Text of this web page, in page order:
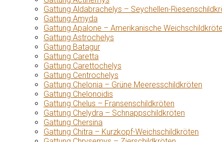
Gattung Aldabrachelys – Seychellen-
Gattung Amyda
Gattung Apalone – Amerikanische
Gattung Astrochelys
Gattung Batagur
Gattung Caretta
Gattung Carettochelys
Gattung Centrochelys
Gattung Chelonia – Grüne Meeresschildkröten
Gattung Chelonoidis
Gattung Chelus – Fransenschildkröten
Gattung Chelydra – Schnappschildkröten
Gattung Chersina
Gattung Chitra – Kurzkopf-Weichschildkröten